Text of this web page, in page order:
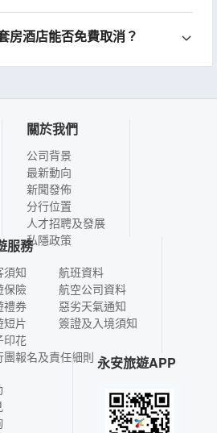
房酒店能否免費取消？
關於我們
公司背景
最新動向
新聞發佈
分行位置
人才招聘及發展
私隱政策
服務
須知
保險
禮券
短片
印花
航班資料
航空公司資料
惡劣天氣通知
簽證及入境須知
團報名及責任細則 永安旅遊APP